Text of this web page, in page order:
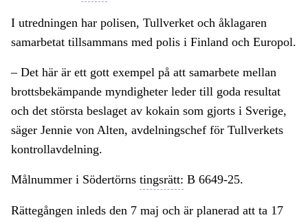
I utredningen har polisen, Tullverket och åklagaren
samarbetat tillsammans med polis i Finland och Europol.
– Det här är ett gott exempel på att samarbete mellan
brottsbekämpande myndigheter leder till goda resultat
och det största beslaget av kokain som gjorts i Sverige,
säger Jennie von Alten, avdelningschef för Tullverkets
kontrollavdelning.
Målnummer i Södertörns tingsrätt: B 6649-25.
Rättegången inleds den 7 maj och är planerad att ta 17